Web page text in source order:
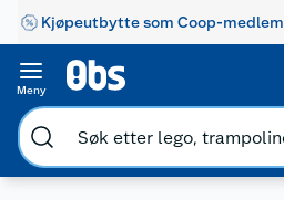
Kjøpeutbytte som Coop-medlem
Meny